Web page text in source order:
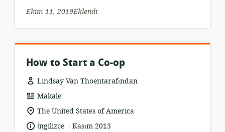
Ekim 11, 2019Eklendi
How to Start a Co-op
Lindsay Van Thoentarafından
Kaynak
formatı:
Makale
Uygunluk
konumu:
The United States of America
Dil: İngilizce .
YayınKasım 2013